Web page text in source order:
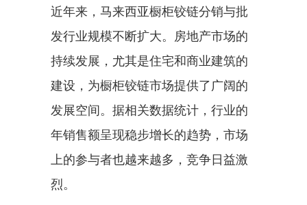
近年来，马来西亚橱柜铰链分销与批
发行业规模不断扩大。房地产市场的
持续发展，尤其是住宅和商业建筑的
建设，为橱柜铰链市场提供了广阔的
发展空间。据相关数据统计，行业的
年销售额呈现稳步增长的趋势，市场
上的参与者也越来越多，竞争日益激
烈。